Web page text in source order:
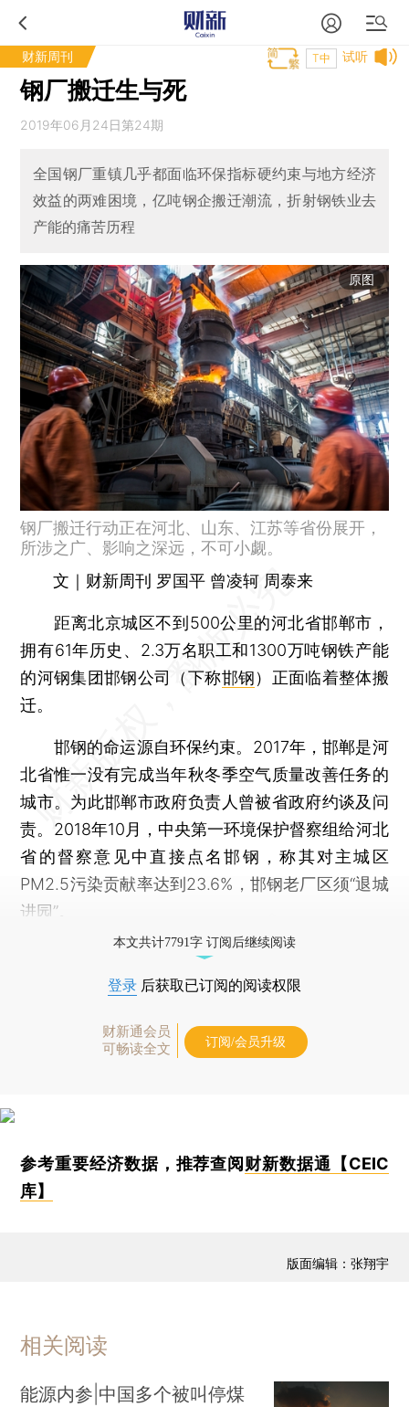
财新周刊 试听
T中
钢厂搬迁生与死
2019年06月24日第24期
全国钢厂重镇几乎都面临环保指标硬约束与地方经济
效益的两难困境，亿吨钢企搬迁潮流，折射钢铁业去
产能的痛苦历程
原图
钢厂搬迁行动正在河北、山东、江苏等省份展开，
所涉之广、影响之深远，不可小觑。
文｜财新周刊 罗国平 曾凌轲 周泰来
距离北京城区不到500公里的河北省邯郸市，
拥有61年历史、2.3万名职工和1300万吨钢铁产能
的河钢集团邯钢公司（下称邯钢）正面临着整体搬
迁。
邯钢的命运源自环保约束。2017年，邯郸是河
北省惟一没有完成当年秋冬季空气质量改善任务的
城市。为此邯郸市政府负责人曾被省政府约谈及问
责。2018年10月，中央第一环境保护督察组给河北
省的督察意见中直接点名邯钢，称其对主城区
PM2.5污染贡献率达到23.6%，邯钢老厂区须“退城
进园”。
本文共计7791字 订阅后继续阅读
登录 后获取已订阅的阅读权限
财新通会员
可畅读全文
订阅/会员升级
参考重要经济数据，推荐查阅财新数据通【CEIC
库】
版面编辑：张翔宇
相关阅读
能源内参|中国多个被叫停煤